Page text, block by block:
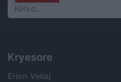
Search
Kryesore
Erion Veliaj